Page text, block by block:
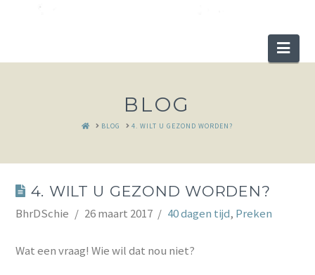
BLOG
HOMEBLOG 4. WILT U GEZOND WORDEN?
4. WILT U GEZOND WORDEN?
BhrDSchie 26 maart 2017 40 dagen tijd, Preken
Wat een vraag! Wie wil dat nou niet?